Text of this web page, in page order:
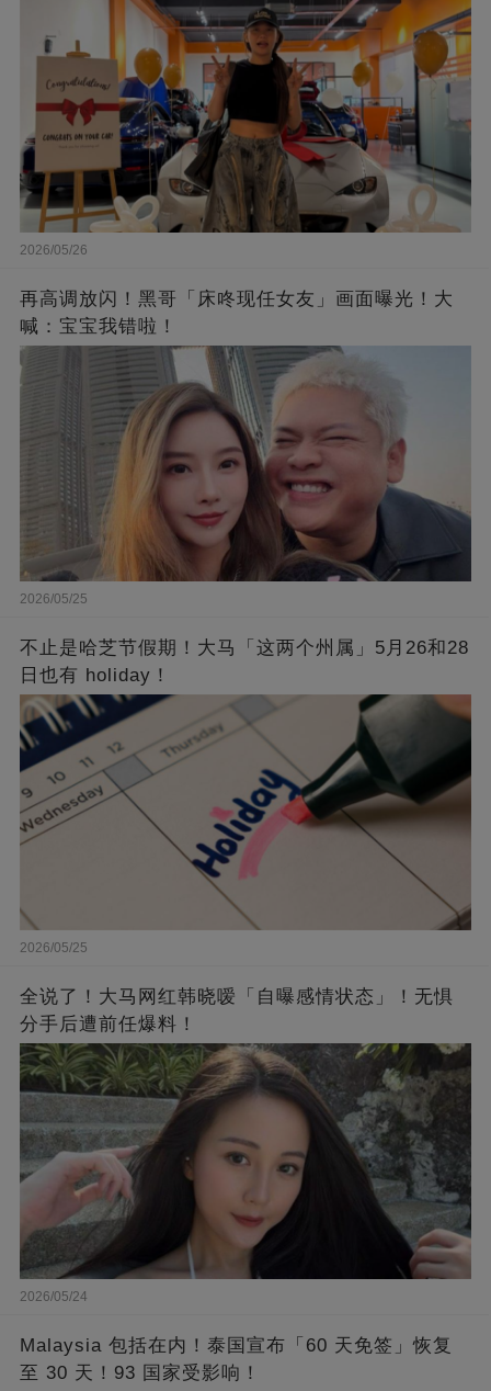
2026/05/26
再高调放闪！黑哥「床咚现任女友」画面曝光！大
喊：宝宝我错啦！
2026/05/25
不止是哈芝节假期！大马「这两个州属」5月26和28
日也有 holiday！
2026/05/25
全说了！大马网红韩晓嗳「自曝感情状态」！无惧
分手后遭前任爆料！
2026/05/24
Malaysia 包括在内！泰国宣布「60 天免签」恢复
至 30 天！93 国家受影响！